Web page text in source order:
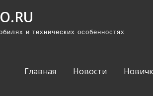
и технических особенностях
Главная Новости